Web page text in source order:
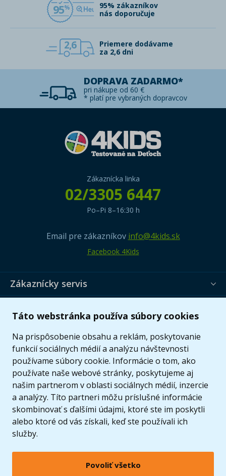
Táto webstránka používa súbory cookies
Na prispôsobenie obsahu a reklám, poskytovanie
funkcií sociálnych médií a analýzu návštevnosti
používame súbory cookie. Informácie o tom, ako
používate naše webové stránky, poskytujeme aj
našim partnerom v oblasti sociálnych médií, inzercie
a analýzy. Títo partneri môžu príslušné informácie
skombinovať s ďalšími údajmi, ktoré ste im poskytli
alebo ktoré od vás získali, keď ste používali ich
služby.
Povoliť všetko
95
95% zákazníkov
nás doporučuje
2,6
Priemere dodávame
za 2,6 dni
DOPRAVA ZADARMO*
pri nákupe od 60 €
* platí pre vybraných dopravcov
Zákaznícka linka
02/3305 6447
Po–Pi 8–16:30 h
Email pre zákazníkov info@4kids.sk
Facebook 4Kids
Zákaznícky servis